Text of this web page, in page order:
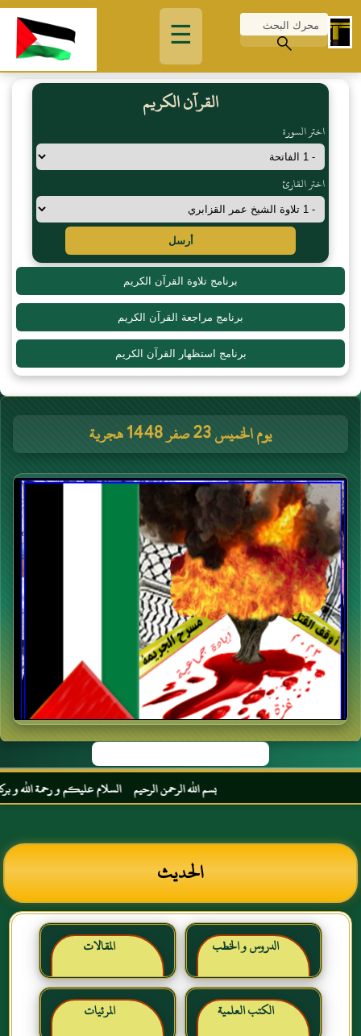
☰
القرآن الكريم
اختر السورة
اختر القارئ
أرسل
برنامج تلاوة القرآن الكريم
برنامج مراجعة القرآن الكريم
برنامج استظهار القرآن الكريم
يوم الخميس 23 صفر 1448 هجرية
بسم الله الرحمن الرحيم السلام عليكم و رحمة الله و
الحديث
الدروس و الخطب المقالات
الكتب العلمية المرئيات